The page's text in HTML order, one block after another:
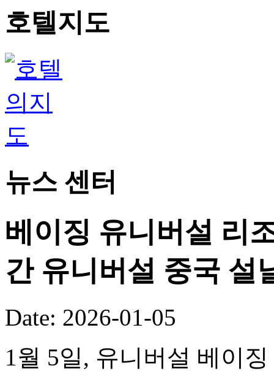
호텔지도
뉴스 센터
베이징 유니버설 리
간 유니버설 중국 설
Date: 2026-01-05
1월 5일, 유니버설 베이